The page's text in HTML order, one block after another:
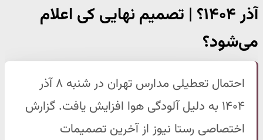
آذر ۱۴۰۴؟ | تصمیم نهایی کی اعلام
می‌شود؟
احتمال تعطیلی مدارس تهران در شنبه ۸ آذر
۱۴۰۴ به دلیل آلودگی هوا افزایش یافت. گزارش
اختصاصی رستا نیوز از آخرین تصمیمات